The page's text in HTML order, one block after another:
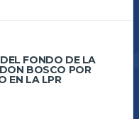
FONDO DE LA
BOSCO POR
EN LA LPR